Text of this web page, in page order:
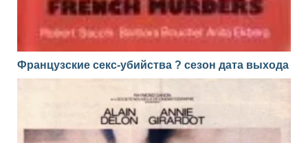
Французские секс-убийства ? сезон дата выхода